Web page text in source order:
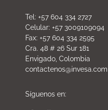
Tel: +57 604 334 2727
Celular: +57 3009109094
Fax: +57 604 334 2595
Cra. 48 # 26 Sur 181
Envigado, Colombia
contactenos@invesa.com
Síguenos en: